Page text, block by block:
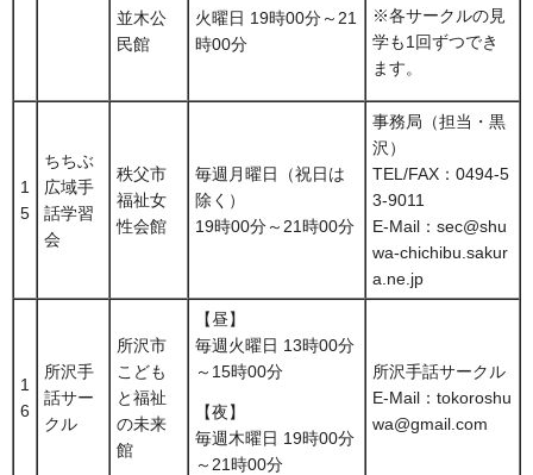
※各サークルの見
学も1回ずつでき
ます。
並木公
民館
火曜日 19時00分～21
時00分
1
5
ちちぶ
広域手
話学習
会
秩父市
福祉女
性会館
毎週月曜日（祝日は
除く）
19時00分～21時00分
事務局（担当・黒
沢）
TEL/FAX：0494-5
3-9011
E-Mail：sec@shu
wa-chichibu.sakur
a.ne.jp
1
6
所沢手
話サー
クル
所沢市
こども
と福祉
の未来
館
【昼】
毎週火曜日 13時00分
～15時00分
【夜】
毎週木曜日 19時00分
～21時00分
所沢手話サークル
E-Mail：tokoroshu
wa@gmail.com